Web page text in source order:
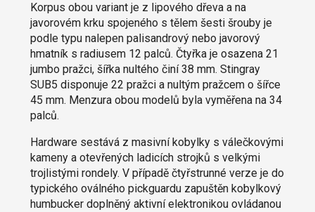
Korpus obou variant je z lipového dřeva a na
javorovém krku spojeného s tělem šesti šrouby je
podle typu nalepen palisandrový nebo javorový
hmatník s radiusem 12 palců. Čtyřka je osazena 21
jumbo pražci, šířka nultého činí 38 mm. Stingray
SUB5 disponuje 22 pražci a nultým pražcem o šířce
45 mm. Menzura obou modelů byla vyměřena na 34
palců.
Hardware sestává z masivní kobylky s válečkovými
kameny a otevřených ladicích strojků s velkými
trojlistými rondely. V případě čtyřstrunné verze je do
typického oválného pickguardu zapuštěn kobylkový
humbucker doplněný aktivní elektronikou ovládanou